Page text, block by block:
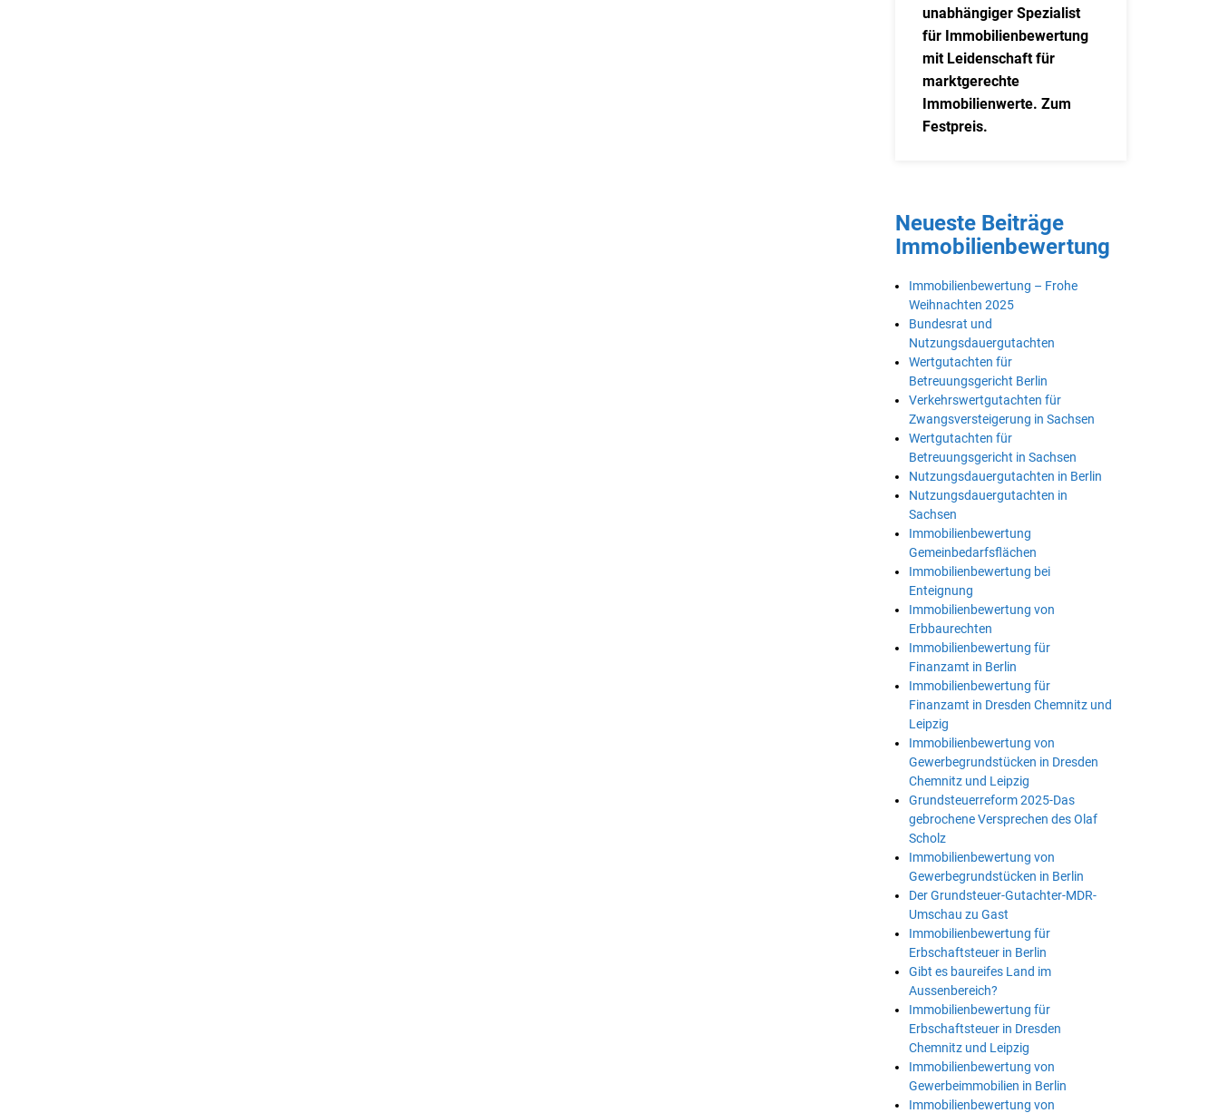
unabhängiger Spezialist
für Immobilienbewertung
mit Leidenschaft für
marktgerechte
Immobilienwerte. Zum
Festpreis.
Neueste Beiträge
Immobilienbewertung
Immobilienbewertung – Frohe
Weihnachten 2025
Bundesrat und
Nutzungsdauergutachten
Wertgutachten für
Betreuungsgericht Berlin
Verkehrswertgutachten für
Zwangsversteigerung in Sachsen
Wertgutachten für
Betreuungsgericht in Sachsen
Nutzungsdauergutachten in Berlin
Nutzungsdauergutachten in
Sachsen
Immobilienbewertung
Gemeinbedarfsflächen
Immobilienbewertung bei
Enteignung
Immobilienbewertung von
Erbbaurechten
Immobilienbewertung für
Finanzamt in Berlin
Immobilienbewertung für
Finanzamt in Dresden Chemnitz und
Leipzig
Immobilienbewertung von
Gewerbegrundstücken in Dresden
Chemnitz und Leipzig
Grundsteuerreform 2025-Das
gebrochene Versprechen des Olaf
Scholz
Immobilienbewertung von
Gewerbegrundstücken in Berlin
Der Grundsteuer-Gutachter-MDR-
Umschau zu Gast
Immobilienbewertung für
Erbschaftsteuer in Berlin
Gibt es baureifes Land im
Aussenbereich?
Immobilienbewertung für
Erbschaftsteuer in Dresden
Chemnitz und Leipzig
Immobilienbewertung von
Gewerbeimmobilien in Berlin
Immobilienbewertung von